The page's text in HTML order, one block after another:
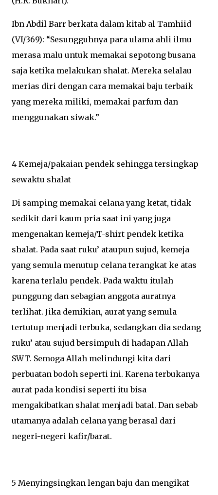
Ibn Abdil Barr berkata dalam kitab al Tamhiid
(VI/369): “Sesungguhnya para ulama ahli ilmu
merasa malu untuk memakai sepotong busana
saja ketika melakukan shalat. Mereka selalau
merias diri dengan cara memakai baju terbaik
yang mereka miliki, memakai parfum dan
menggunakan siwak.”
4 Kemeja/pakaian pendek sehingga tersingkap
sewaktu shalat
Di samping memakai celana yang ketat, tidak
sedikit dari kaum pria saat ini yang juga
mengenakan kemeja/T-shirt pendek ketika
shalat. Pada saat ruku’ ataupun sujud, kemeja
yang semula menutup celana terangkat ke atas
karena terlalu pendek. Pada waktu itulah
punggung dan sebagian anggota auratnya
terlihat. Jika demikian, aurat yang semula
tertutup menjadi terbuka, sedangkan dia sedang
ruku’ atau sujud bersimpuh di hadapan Allah
SWT. Semoga Allah melindungi kita dari
perbuatan bodoh seperti ini. Karena terbukanya
aurat pada kondisi seperti itu bisa
mengakibatkan shalat menjadi batal. Dan sebab
utamanya adalah celana yang berasal dari
negeri-negeri kafir/barat.
5 Menyingsingkan lengan baju dan mengikat